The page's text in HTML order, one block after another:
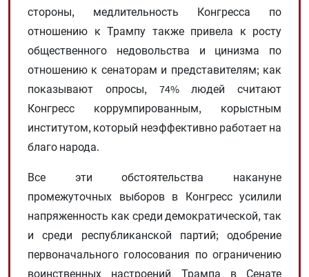
стороны, медлительность Конгресса по
отношению к Трампу также привела к росту
общественного недовольства и цинизма по
отношению к сенаторам и представителям; как
показывают опросы, 74% людей считают
Конгресс коррумпированным, корыстным
институтом, который неэффективно работает на
благо народа.
Все эти обстоятельства накануне
промежуточных выборов в Конгресс усилили
напряженность как среди демократической, так
и среди республиканской партий; одобрение
первоначального голосования по ограничению
воинственных настроений Трампа в Сенате